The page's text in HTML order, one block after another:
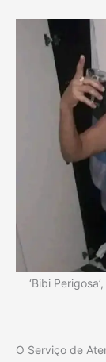
‘Bibi
O Serviço de